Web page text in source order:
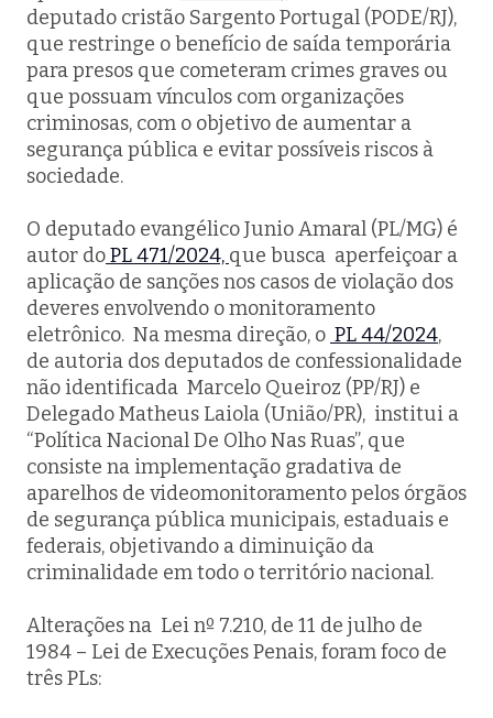
deputado cristão Sargento Portugal (PODE/RJ),
que restringe o benefício de saída temporária
para presos que cometeram crimes graves ou
que possuam vínculos com organizações
criminosas, com o objetivo de aumentar a
segurança pública e evitar possíveis riscos à
sociedade.
O deputado evangélico Junio Amaral (PL/MG) é
autor doPL 471/2024, que busca aperfeiçoar a
aplicação de sanções nos casos de violação dos
deveres envolvendo o monitoramento
eletrônico. Na mesma direção, o PL 44/2024,
de autoria dos deputados de confessionalidade
não identificada Marcelo Queiroz (PP/RJ) e
Delegado Matheus Laiola (União/PR), institui a
“Política Nacional De Olho Nas Ruas”, que
consiste na implementação gradativa de
aparelhos de videomonitoramento pelos órgãos
de segurança pública municipais, estaduais e
federais, objetivando a diminuição da
criminalidade em todo o território nacional.
Alterações na Lei nº 7.210, de 11 de julho de
1984 – Lei de Execuções Penais, foram foco de
três PLs: